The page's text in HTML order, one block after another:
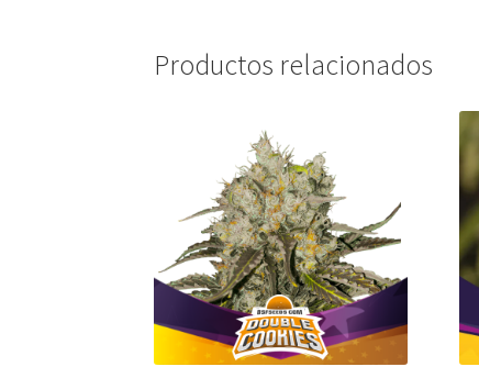
Productos relacionados